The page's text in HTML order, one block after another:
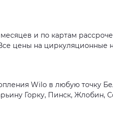
и по картам
цены на циркуляционные
Wilo в любую точку
Горку, Пинск, Жлобин,